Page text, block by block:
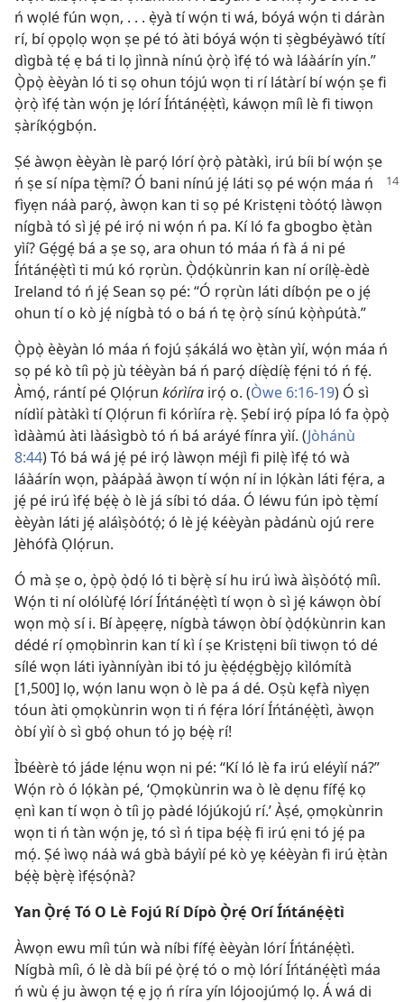
ń wọlé fún wọn, . . . ẹ̀yà tí wọ́n ti wá, bóyá wọ́n ti dáràn
rí, bí ọpọlọ wọn ṣe pé tó àti bóyá wọ́n ti ṣègbéyàwó títí
dìgbà tẹ́ ẹ bá ti lọ jìnnà nínú ọ̀rọ̀ ìfẹ́ tó wà láàárín yín.”
Ọ̀pọ̀ èèyàn ló ti sọ ohun tójú wọn ti rí látàrí bí wọ́n ṣe fi
ọ̀rọ̀ ìfẹ́ tàn wọ́n jẹ lórí Íńtánẹ́ẹ̀tì, káwọn míì lè fi tiwọn
ṣàríkọ́gbọ́n.
Ṣé àwọn èèyàn lè parọ́ lórí ọ̀rọ̀ pàtàkì, irú bíi bí wọ́n ṣe
ń ṣe sí nípa tẹ̀mí? Ó bani nínú jẹ́ láti sọ pé wọ́n máa ń
fìyẹn náà parọ́, àwọn kan ti sọ pé Kristẹni tòótọ́ làwọn
nígbà tó sì jẹ́ pé irọ́ ni wọ́n ń pa. Kí ló fa gbogbo ẹ̀tàn
yìí? Gẹ́gẹ́ bá a ṣe sọ, ara ohun tó máa ń fà á ni pé
Íńtánẹ́ẹ̀tì ti mú kó rọrùn. Ọ̀dọ́kùnrin kan ní orílẹ̀-èdè
Ireland tó ń jẹ́ Sean sọ pé: “Ó rọrùn láti díbọ́n pe o jẹ́
ohun tí o kò jẹ́ nígbà tó o bá ń tẹ ọ̀rọ̀ sínú kọ̀ǹpútà.”
Ọ̀pọ̀ èèyàn ló máa ń fojú ṣákálá wo ẹ̀tàn yìí, wọ́n máa ń
sọ pé kò tíì pọ̀ jù téèyàn bá ń parọ́ díẹ̀díẹ̀ fẹ́ni tó ń fẹ́.
Àmọ́, rántí pé Ọlọ́run kórìíra irọ́ o. (Òwe 6:16-19) Ó sì
nídìí pàtàkì tí Ọlọ́run fi kórìíra rẹ̀. Ṣebí irọ́ pípa ló fa ọ̀pọ̀
ìdààmú àti làásìgbò tó ń bá aráyé fínra yìí. (Jòhánù
8:44) Tó bá wá jẹ́ pé irọ́ làwọn méjì fi pilẹ̀ ìfẹ́ tó wà
láàárín wọn, pàápàá àwọn tí wọ́n ní in lọ́kàn láti fẹ́ra, a
jẹ́ pé irú ìfẹ́ bẹ́ẹ̀ ò lè já síbi tó dáa. Ó léwu fún ipò tẹ̀mí
èèyàn láti jẹ́ aláìṣòótọ́; ó lè jẹ́ kéèyàn pàdánù ojú rere
Jèhófà Ọlọ́run.
Ó mà ṣe o, ọ̀pọ̀ ọ̀dọ́ ló ti bẹ̀rẹ̀ sí hu irú ìwà àìṣòótọ́ míì.
Wọ́n ti ní olólùfẹ́ lórí Íńtánẹ́ẹ̀tì tí wọn ò sì jẹ́ káwọn òbí
wọn mọ̀ sí i. Bí àpẹẹrẹ, nígbà táwọn òbí ọ̀dọ́kùnrin kan
dédé rí ọmọbìnrin kan tí kì í ṣe Kristẹni bíi tiwọn tó dé
sílé wọn láti iyànníyàn ibi tó ju ẹ̀ẹ́dẹ́gbẹ̀jọ kìlómítà
[1,500] lọ, wọ́n lanu wọn ò lè pa á dé. Oṣù kẹfà nìyẹn
tóun àti ọmọkùnrin wọn ti ń fẹ́ra lórí Íńtánẹ́ẹ̀tì, àwọn
òbí yìí ò sì gbọ́ ohun tó jọ bẹ́ẹ̀ rí!
Ìbéèrè tó jáde lẹ́nu wọn ni pé: “Kí ló lè fa irú eléyìí ná?”
Wọ́n rò ó lọ́kàn pé, ‘Ọmọkùnrin wa ò lè dẹnu fífẹ́ kọ
ẹnì kan tí wọn ò tíì jọ pàdé lójúkojú rí.’ Àṣé, ọmọkùnrin
wọn ti ń tàn wọ́n jẹ, tó sì ń tipa bẹ́ẹ̀ fi irú ẹni tó jẹ́ pa
mọ́. Ṣé ìwọ náà wá gbà báyìí pé kò yẹ kéèyàn fi irú ẹ̀tàn
bẹ́ẹ̀ bẹ̀rẹ̀ ìfẹ́sọ́nà?
Yan Ọ̀rẹ́ Tó O Lè Fojú Rí Dípò Ọ̀rẹ́ Orí Íńtánẹ́ẹ̀tì
Àwọn ewu míì tún wà níbi fífẹ́ èèyàn lórí Íńtánẹ́ẹ̀tì.
Nígbà míì, ó lè dà bíi pé ọ̀rẹ́ tó o mọ̀ lórí Íńtánẹ́ẹ̀tì máa
ń wù ẹ́ ju àwọn tẹ́ ẹ jọ ń ríra yín lójoojúmọ́ lọ. Á wá di